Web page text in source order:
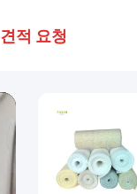
견적 요청